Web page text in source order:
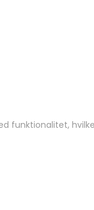
funktionalitet,